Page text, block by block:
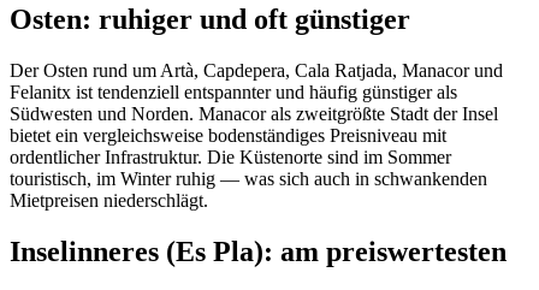
Osten: ruhiger und oft günstiger
Der Osten rund um Artà, Capdepera, Cala Ratjada, Manacor und
Felanitx ist tendenziell entspannter und häufig günstiger als
Südwesten und Norden. Manacor als zweitgrößte Stadt der Insel
bietet ein vergleichsweise bodenständiges Preisniveau mit
ordentlicher Infrastruktur. Die Küstenorte sind im Sommer
touristisch, im Winter ruhig — was sich auch in schwankenden
Mietpreisen niederschlägt.
Inselinneres (Es Pla): am preiswertesten